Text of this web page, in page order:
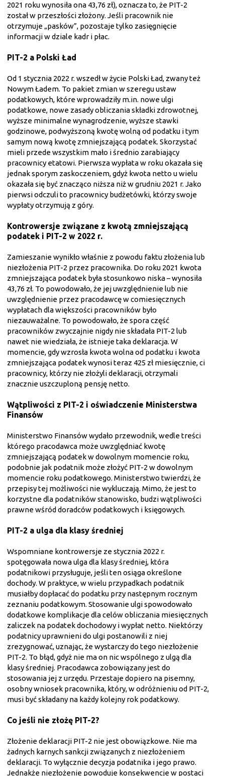
2021 roku wynosiła ona 43,76 zł), oznacza to, że PIT-2
został w przeszłości złożony. Jeśli pracownik nie
otrzymuje „pasków”, pozostaje tylko zasięgnięcie
informacji w dziale kadr i płac.
PIT-2 a Polski Ład
Od 1 stycznia 2022 r. wszedł w życie Polski Ład, zwany też
Nowym Ładem. To pakiet zmian w szeregu ustaw
podatkowych, które wprowadziły m.in. nowe ulgi
podatkowe, nowe zasady obliczania składki zdrowotnej,
wyższe minimalne wynagrodzenie, wyższe stawki
godzinowe, podwyższoną kwotę wolną od podatku i tym
samym nową kwotę zmniejszającą podatek. Skorzystać
mieli przede wszystkim mało i średnio zarabiający
pracownicy etatowi. Pierwsza wypłata w roku okazała się
jednak sporym zaskoczeniem, gdyż kwota netto u wielu
okazała się być znacząco niższa niż w grudniu 2021 r. Jako
pierwsi odczuli to pracownicy budżetówki, którzy swoje
wypłaty otrzymują z góry.
Kontrowersje związane z kwotą zmniejszającą
podatek i PIT-2 w 2022 r.
Zamieszanie wynikło właśnie z powodu faktu złożenia lub
niezłożenia PIT-2 przez pracownika. Do roku 2021 kwota
zmniejszająca podatek była stosunkowo niska – wynosiła
43,76 zł. To powodowało, że jej uwzględnienie lub nie
uwzględnienie przez pracodawcę w comiesięcznych
wypłatach dla większości pracowników było
niezauważalne. To powodowało, że spora część
pracowników zwyczajnie nigdy nie składała PIT-2 lub
nawet nie wiedziała, że istnieje taka deklaracja. W
momencie, gdy wzrosła kwota wolna od podatku i kwota
zmniejszająca podatek wynosi teraz 425 zł miesięcznie, ci
pracownicy, którzy nie złożyli deklaracji, otrzymali
znacznie uszczuploną pensję netto.
Wątpliwości z PIT-2 i oświadczenie Ministerstwa
Finansów
Ministerstwo Finansów wydało przewodnik, wedle treści
którego pracodawca może uwzględniać kwotę
zmniejszającą podatek w dowolnym momencie roku,
podobnie jak podatnik może złożyć PIT-2 w dowolnym
momencie roku podatkowego. Ministerstwo twierdzi, że
przepisy tej możliwości nie wykluczają. Mimo, że jest to
korzystne dla podatników stanowisko, budzi wątpliwości
prawne wśród doradców podatkowych i księgowych.
PIT-2 a ulga dla klasy średniej
Wspomniane kontrowersje ze stycznia 2022 r.
spotęgowała nowa ulga dla klasy średniej, która
podatnikowi przysługuje, jeśli ten osiąga określone
dochody. W praktyce, w wielu przypadkach podatnik
musiałby dopłacać do podatku przy następnym rocznym
zeznaniu podatkowym. Stosowanie ulgi spowodowało
dodatkowe komplikacje dla celów obliczania miesięcznych
zaliczek na podatek dochodowy i wypłat netto. Niektórzy
podatnicy uprawnieni do ulgi postanowili z niej
zrezygnować, uznając, że wystarczy do tego niezłożenie
PIT-2. To błąd, gdyż nie ma on nic wspólnego z ulgą dla
klasy średniej. Pracodawca zobowiązany jest do
stosowania jej z urzędu. Przestaje dopiero na pisemny,
osobny wniosek pracownika, który, w odróżnieniu od PIT-2,
musi być składany na każdy kolejny rok podatkowy.
Co jeśli nie złożę PIT-2?
Złożenie deklaracji PIT-2 nie jest obowiązkowe. Nie ma
żadnych karnych sankcji związanych z niezłożeniem
deklaracji. To wyłącznie decyzja podatnika i jego prawo.
Jednakże niezłożenie powoduje konsekwencje w postaci